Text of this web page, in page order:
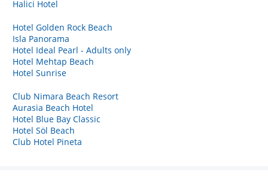
Halici Hotel
Hotel Golden Rock Beach
Isla Panorama
Hotel Ideal Pearl - Adults only
Hotel Mehtap Beach
Hotel Sunrise
Club Nimara Beach Resort
Aurasia Beach Hotel
Hotel Blue Bay Classic
Hotel Söl Beach
Club Hotel Pineta